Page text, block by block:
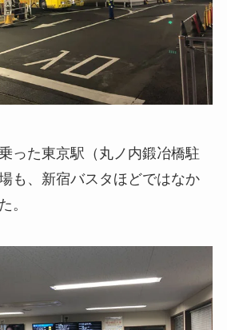
った東京駅（丸ノ内鍛冶橋駐
も、新宿バスタほどではなか
。